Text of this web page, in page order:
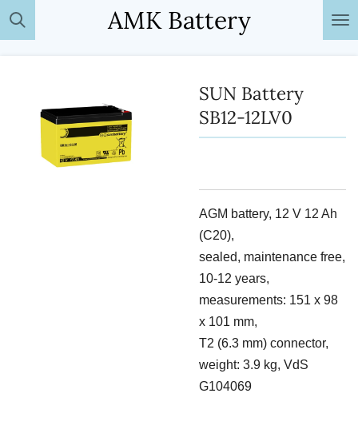
Passer
au
AMK Battery
SUN Battery
SB12-12LV0
AGM battery, 12 V 12 Ah
(C20),
sealed, maintenance free,
10-12 years,
measurements: 151 x 98
x 101 mm,
T2 (6.3 mm) connector,
weight: 3.9 kg, VdS
G104069